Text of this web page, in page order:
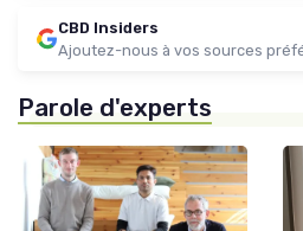
CBD Insiders
Ajoutez-nous à vos sources
Parole d'experts